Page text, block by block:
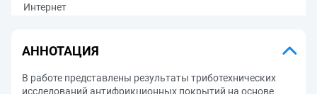
Интернет
АННОТАЦИЯ
В работе представлены результаты триботехнических
исследований антифрикционных покрытий на основе